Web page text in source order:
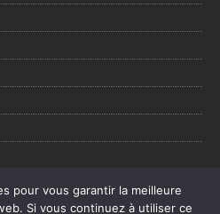
pour vous garantir la meilleure
Si vous continuez à utiliser ce